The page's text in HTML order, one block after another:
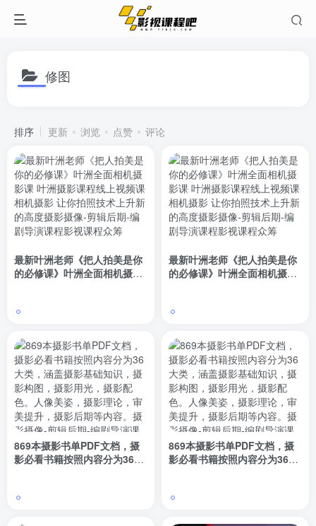
修图
排序 更新 浏览 点赞 评论
最新叶洲老师《把人拍美是你
的必修课》叶洲全面相机摄影
高度
最新叶洲老师《把人拍美是你
的必修课》叶洲全面相机摄影
高度
869本摄影书单PDF文档，摄
影必看书籍按照内容分为36大
人像美姿，摄影理论，审美提
869本摄影书单PDF文档，摄
影必看书籍按照内容分为36大
人像美姿，摄影理论，审美提